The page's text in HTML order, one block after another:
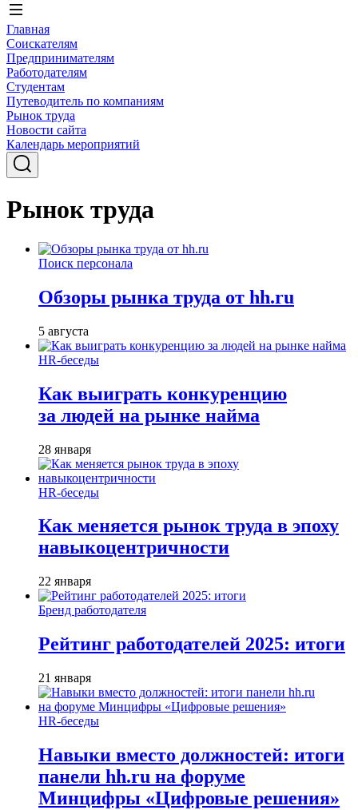
Главная
Соискателям
Предпринимателям
Работодателям
Студентам
Путеводитель по компаниям
Рынок труда
Новости сайта
Календарь мероприятий
Рынок труда
Поиск персонала
Обзоры рынка труда от hh.ru
5 августа
HR-беседы
Как выиграть конкуренцию
за людей на рынке найма
28 января
HR-беседы
Как меняется рынок труда в эпоху
навыкоцентричности
22 января
Бренд работодателя
Рейтинг работодателей 2025: итоги
21 января
HR-беседы
Навыки вместо должностей: итоги
панели hh.ru на форуме
Минцифры «Цифровые решения»